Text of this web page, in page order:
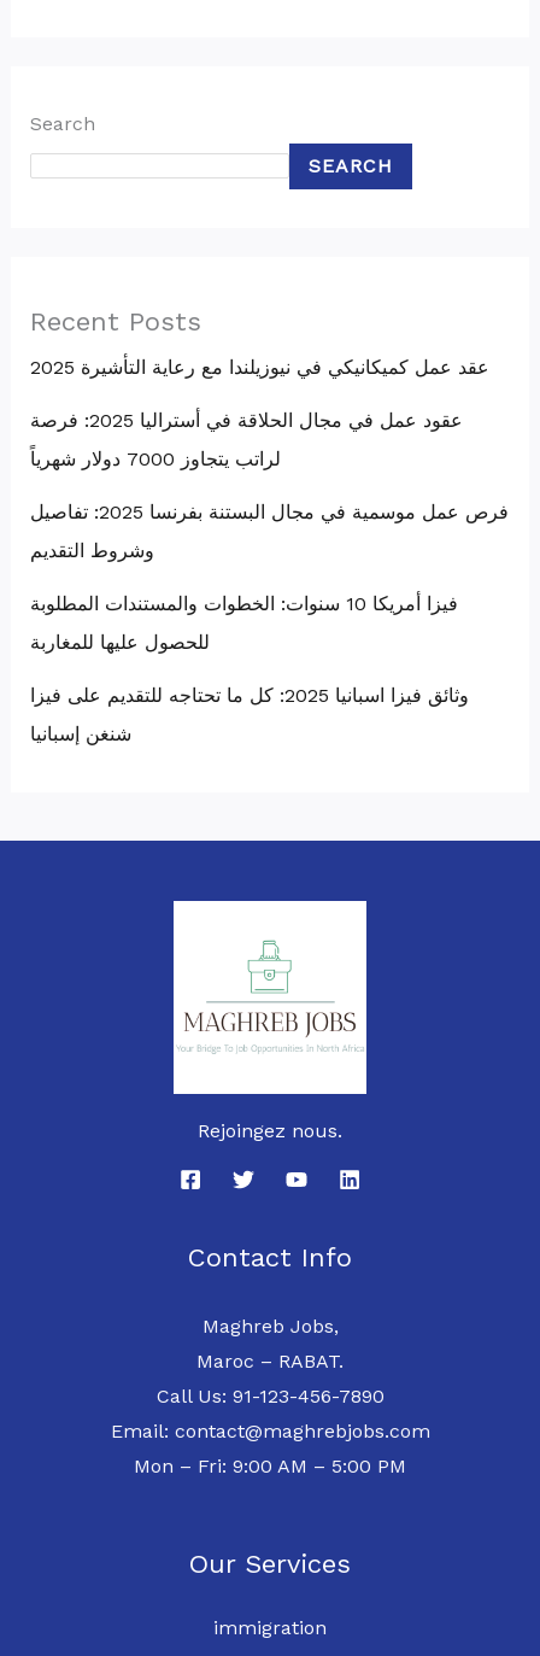
Search
SEARCH
Recent Posts
عقد عمل كميكانيكي في نيوزيلندا مع رعاية التأشيرة 2025
عقود عمل في مجال الحلاقة في أستراليا 2025: فرصة
لراتب يتجاوز 7000 دولار شهرياً
فرص عمل موسمية في مجال البستنة بفرنسا 2025: تفاصيل
وشروط التقديم
فيزا أمريكا 10 سنوات: الخطوات والمستندات المطلوبة
للحصول عليها للمغاربة
وثائق فيزا اسبانيا 2025: كل ما تحتاجه للتقديم على فيزا
شنغن إسبانيا
Rejoingez nous.
Contact Info
Maghreb Jobs,
Maroc – RABAT.
Call Us: 91-123-456-7890
Email: contact@maghrebjobs.com
Mon – Fri: 9:00 AM – 5:00 PM
Our Services
immigration